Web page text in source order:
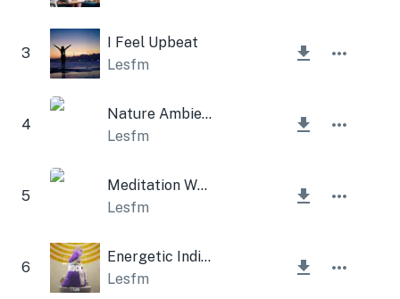
3
I Feel Upbeat
Lesfm
4
Nature Ambient Trumpet
Lesfm
5
Meditation Whistle Ambient
Lesfm
6
Energetic Indie Rock
Lesfm